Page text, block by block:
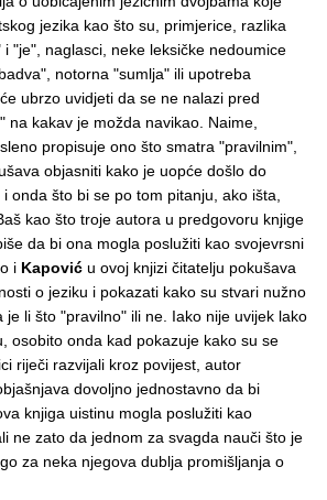
jezika kao što su, primjerice, razlika
i "je", naglasci, neke leksičke nedoumice
notorna "sumlja" ili upotreba
ubrzo uvidjeti da se ne nalazi pred
na kakav je možda navikao. Naime,
propisuje ono što smatra "pravilnim",
objasniti kako je uopće došlo do
onda što bi se po tom pitanju, ako išta,
kao što troje autora u predgovoru knjige
da bi ona mogla poslužiti kao svojevrsni
i Kapović u ovoj knjizi čitatelju pokušava
o jeziku i pokazati kako su stvari nužno
je li što "pravilno" ili ne. Iako nije uvijek lako
osobito onda kad pokazuje kako su se
riječi razvijali kroz povijest, autor
dovoljno jednostavno da bi
knjiga uistinu mogla poslužiti kao
ne zato da jednom za svagda nauči što je
za neka njegova dublja promišljanja o